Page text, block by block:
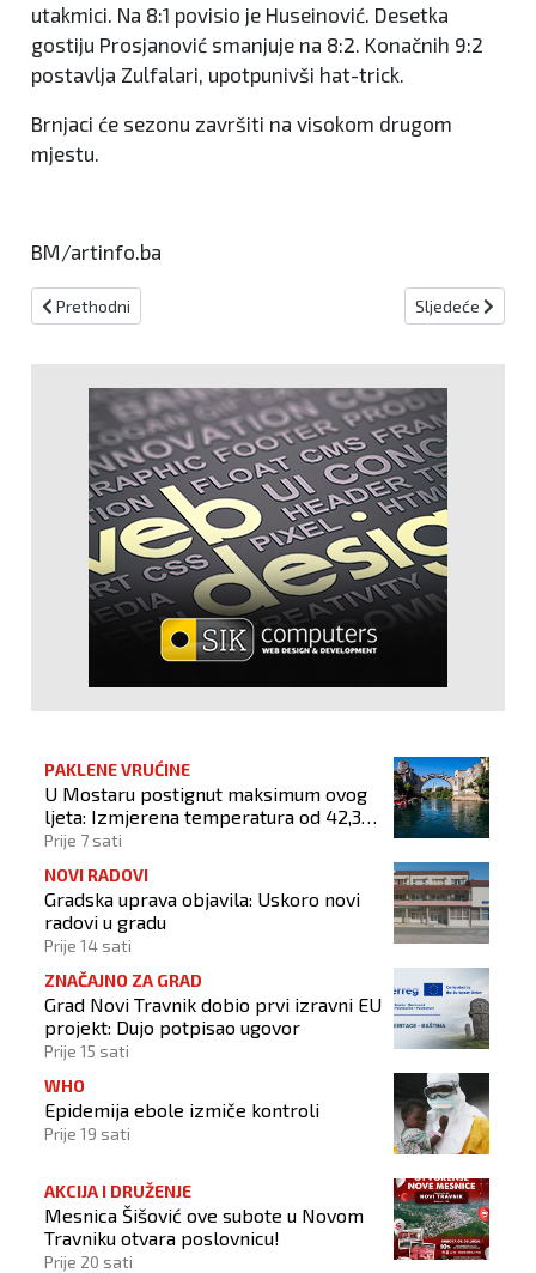
utakmici. Na 8:1 povisio je Huseinović. Desetka
gostiju Prosjanović smanjuje na 8:2. Konačnih 9:2
postavlja Zulfalari, upotpunivši hat-trick.
Brnjaci će sezonu završiti na visokom drugom
mjestu.
BM/artinfo.ba
Prethodni članak: Foto: Polovičan uspjeh mladih košarkaša
Prethodni Sljedeći članak:
Sljedeće
PAKLENE VRUĆINE
U Mostaru postignut maksimum ovog
ljeta: Izmjerena temperatura od 42,3
stupnja Celzijeva
Prije 7 sati
NOVI RADOVI
Gradska uprava objavila: Uskoro novi
radovi u gradu
Prije 14 sati
ZNAČAJNO ZA GRAD
Grad Novi Travnik dobio prvi izravni EU
projekt: Dujo potpisao ugovor
Prije 15 sati
WHO
Epidemija ebole izmiče kontroli
Prije 19 sati
AKCIJA I DRUŽENJE
Mesnica Šišović ove subote u Novom
Travniku otvara poslovnicu!
Prije 20 sati